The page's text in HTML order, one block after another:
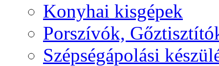
Konyhai kisgépek
Porszívók,
Szépségápolási